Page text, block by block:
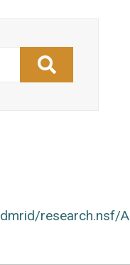
research.nsf/